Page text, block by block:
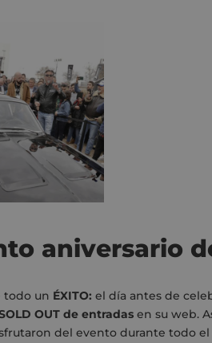
aniversario
todo un ÉXITO: el día antes de
OUT de entradasen su web.
del evento durante todo el